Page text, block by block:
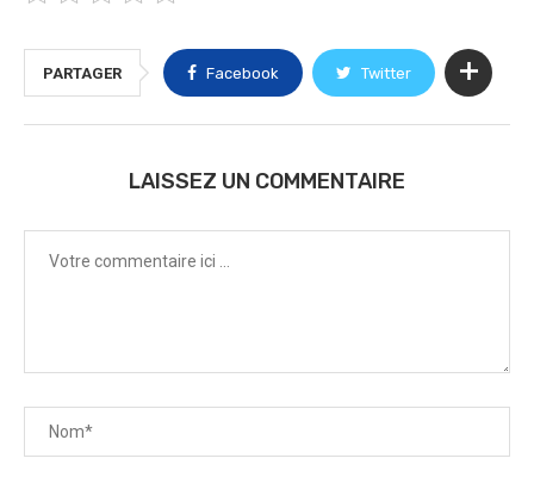
PARTAGER Facebook Twitter
LAISSEZ UN COMMENTAIRE